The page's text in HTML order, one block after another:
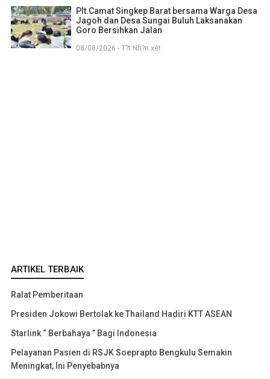
Plt.Camat Singkep Barat bersama Warga Desa
Jagoh dan Desa Sungai Buluh Laksanakan
Goro Bersihkan Jalan
08/08/2026 - T?t Nh?n xét
ARTIKEL TERBAIK
Ralat Pemberitaan
Presiden Jokowi Bertolak ke Thailand Hadiri KTT ASEAN
Starlink “ Berbahaya ” Bagi Indonesia
Pelayanan Pasien di RSJK Soeprapto Bengkulu Semakin
Meningkat, Ini Penyebabnya